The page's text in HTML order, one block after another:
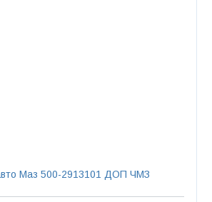
Маз 500-2913101 ДОП ЧМЗ